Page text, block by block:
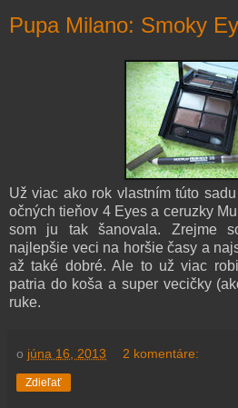
Pupa Milano: Smoky
Už viac ako rok vlastním túto
očných tieňov 4 Eyes a ceruzky
som ju tak šanovala. Zrejme
najlepšie veci na horšie časy a
až také dobré. Ale to už viac
patria do koša a super vecičky
ruke.
o júna 16, 2013 2 komentáre:
Zdieľať